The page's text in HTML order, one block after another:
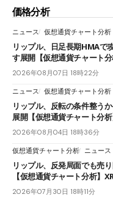
価格分析
ニュース 仮想通貨チャート分析
リップル、日足長期HMAで
す展開【仮想通貨チャート
2026年08月07日 18時22分
ニュース 仮想通貨チャート分析
リップル、反転の条件整う
展開【仮想通貨チャート分
2026年08月04日 18時36分
仮想通貨チャート分析 ニュース
リップル、反発局面でも売
【仮想通貨チャート分析】
2026年07月30日 18時11分